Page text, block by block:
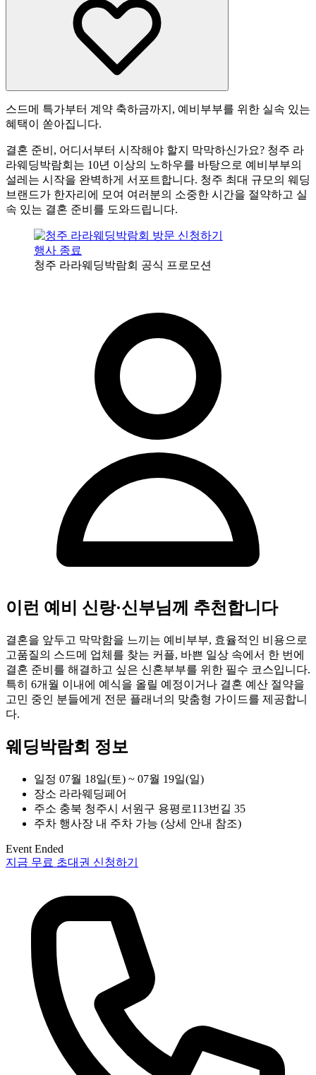
스드메 특가부터 계약 축하금까지, 예비부부를 위한 실속 있는
혜택이 쏟아집니다.
결혼 준비, 어디서부터 시작해야 할지 막막하신가요? 청주 라
라웨딩박람회는 10년 이상의 노하우를 바탕으로 예비부부의
설레는 시작을 완벽하게 서포트합니다. 청주 최대 규모의 웨딩
브랜드가 한자리에 모여 여러분의 소중한 시간을 절약하고 실
속 있는 결혼 준비를 도와드립니다.
행사 종료
청주 라라웨딩박람회 공식 프로모션
이런 예비 신랑·신부님께 추천합니다
결혼을 앞두고 막막함을 느끼는 예비부부, 효율적인 비용으로
고품질의 스드메 업체를 찾는 커플, 바쁜 일상 속에서 한 번에
결혼 준비를 해결하고 싶은 신혼부부를 위한 필수 코스입니다.
특히 6개월 이내에 예식을 올릴 예정이거나 결혼 예산 절약을
고민 중인 분들에게 전문 플래너의 맞춤형 가이드를 제공합니
다.
웨딩박람회 정보
일정 07월 18일(토) ~ 07월 19일(일)
장소 라라웨딩페어
주소 충북 청주시 서원구 용평로113번길 35
주차 행사장 내 주차 가능 (상세 안내 참조)
Event Ended
지금 무료 초대권 신청하기